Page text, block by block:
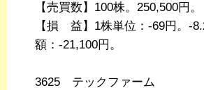
【売買数】100株。250,500円。
【損 益】1株単位：-69円。-
額：-21,100円。
3625 テックファーム